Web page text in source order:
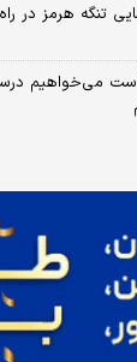
۴۷ سال است